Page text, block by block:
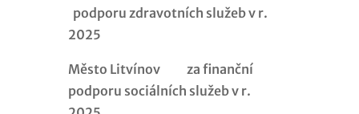
podporu zdravotních služeb v r.
2025
Město Litvínov za finanční
podporu sociálních služeb v r.